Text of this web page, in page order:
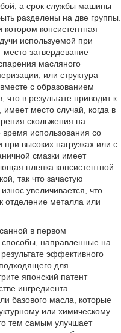
а срок службы машины
разделены на две группы.
консистентная
используемой при
место затвердевание
масляного
или структура
с образованием
что в результате приводит к
место случай, когда в
скольжения на
использования со
высоких нагрузках или с
смазки имеет
пленка консистентной
так что зачастую
увеличивается, что
отделение металла или
в первом
направленные на
эффективного
для
японский патент
ингредиента
базового масла, которые
или химическому
тем самым улучшает